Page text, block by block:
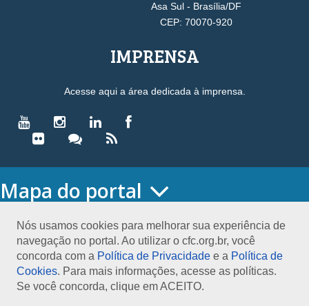
Nós usamos cookies para melhorar sua experiência de
navegação no portal. Ao utilizar o cfc.org.br, você
concorda com a Política de Privacidade e a Política de
Cookies. Para mais informações, acesse as políticas.
Se você concorda, clique em ACEITO.
Asa Sul - Brasília/DF
CEP: 70070-920
IMPRENSA
Acesse aqui a área dedicada à imprensa.
Mapa do portal
O CONSELHO
Conselho Diretor
Nossa Sede
Planejamento
Organograma